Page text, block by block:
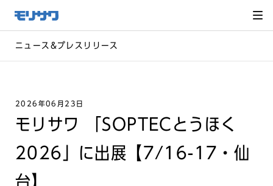
メ
ニュー
飛ばし
へ移動
ニュース&プレスリリース
2026年06月23日
モリサワ 「SOPTECとうほく
2026」に出展【7/16-17・仙
台】